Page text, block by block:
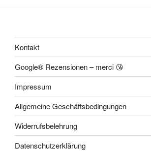
Kontakt
Google® Rezensionen – merci 😘
Impressum
Allgemeine Geschäftsbedingungen
Widerrufsbelehrung
Datenschutzerklärung